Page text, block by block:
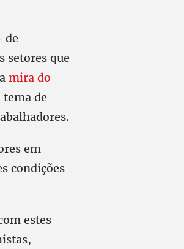
de
setores que
mira do
de
em
condições
estes